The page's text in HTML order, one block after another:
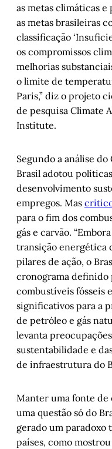
as metas climáticas e
as metas brasileiras
classificação
os compromissos
melhorias
o limite de
Paris,” diz o projeto
de pesquisa Climate
Institute.
Segundo a análise
Brasil adotou
desenvolvimento
empregos. Mas
para o fim dos
gás e carvão.
transição energética
pilares de ação, o
cronograma definido
combustíveis fósseis
significativos para a
de petróleo e gás
levanta
sustentabilidade e
de infraestrutura do
Manter uma fonte de
uma questão só do
gerado um paradoxo
países, como